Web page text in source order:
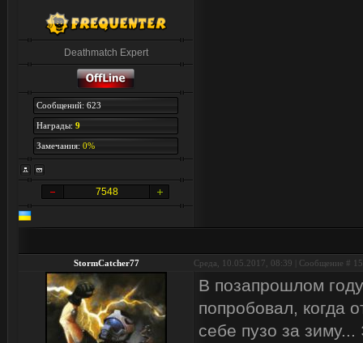
Deathmatch Expert
Сообщений: 623
Награды: 9
Замечания: 0%
7548
StormCatcher77 Среда, 10.05.2017, 08:39 | Сообщение #
В позапрошлом
попробовал, когда
себе пузо за